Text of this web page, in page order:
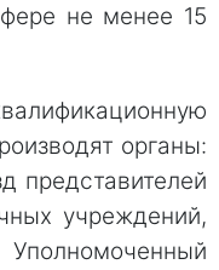
не менее 15
органы:
представителей
учреждений,
Уполномоченный